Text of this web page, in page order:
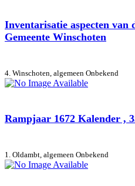
Inventarisatie aspecten van
Gemeente Winschoten
4. Winschoten, algemeen Onbekend
Rampjaar 1672 Kalender ,
1. Oldambt, algemeen Onbekend